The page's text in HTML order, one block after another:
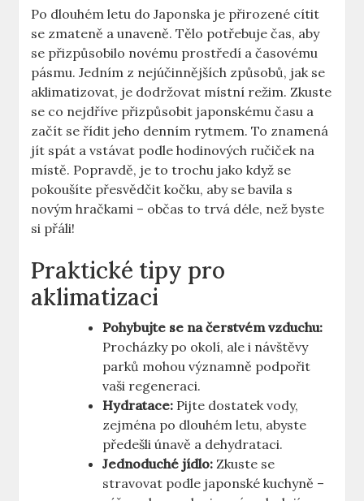
Po dlouhém letu do Japonska je přirozené cítit
se zmateně a unaveně. Tělo potřebuje čas, aby
se přizpůsobilo novému prostředí a časovému
pásmu. Jedním z nejúčinnějších způsobů, jak se
aklimatizovat, je dodržovat místní režim. Zkuste
se co nejdříve přizpůsobit japonskému času a
začít se řídit jeho denním rytmem. To znamená
jít spát a vstávat podle hodinových ručiček na
místě. Popravdě, je to trochu jako když se
pokoušíte přesvědčit kočku, aby se bavila s
novým hračkami – občas to trvá déle, než byste
si přáli!
Praktické tipy pro
aklimatizaci
Pohybujte se na čerstvém vzduchu:
Procházky po okolí, ale i návštěvy
parků mohou významně podpořit
vaši regeneraci.
Hydratace: Pijte dostatek vody,
zejména po dlouhém letu, abyste
předešli únavě a dehydrataci.
Jednoduché jídlo: Zkuste se
stravovat podle japonské kuchyně –